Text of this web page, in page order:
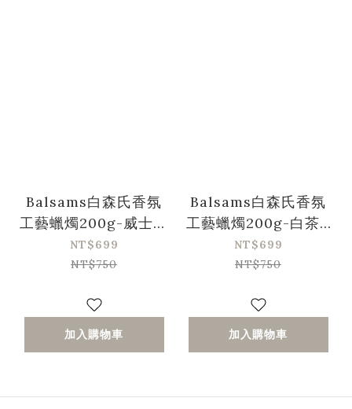
Balsams白森氏香氛
工藝蠟燭200g-威士忌
&香草
NT$699
NT$750
加入購物車
Balsams白森氏香氛
工藝蠟燭200g-白茶&
蘭花
NT$699
NT$750
加入購物車